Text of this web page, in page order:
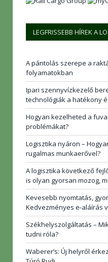
LEGFRISSEBB HÍREK A
A pántolás szerepe a
folyamatokban
Ipari szennyvízkezelő
technológiák a hatékony
Hogyan kezelheted a
problémákat?
Logisztika nyáron –
rugalmas munkaerővel?
A logisztika következő
is olyan gyorsan mozog,
Kevesebb nyomtatás,
Kedvezményes e-aláírás
Székhelyszolgáltatás –
tudni róla?
Waberer’s: Új helyről